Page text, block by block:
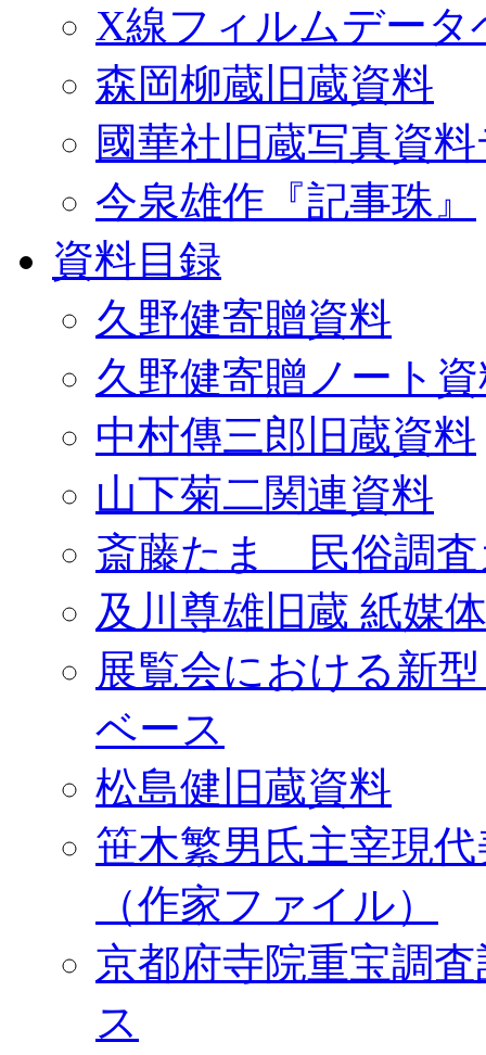
X線フィルムデータ
森岡柳蔵旧蔵資料
國華社旧蔵写真資
今泉雄作『記事珠』
資料目録
久野健寄贈資料
久野健寄贈ノート
中村傳三郎旧蔵資料
山下菊二関連資料
斎藤たま 民俗調査
及川尊雄旧蔵 紙媒
展覧会における新
ベース
松島健旧蔵資料
笹木繁男氏主宰現
（作家ファイル）
京都府寺院重宝調
ス